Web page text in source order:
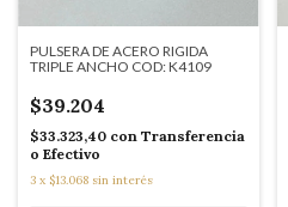
PULSERA DE ACERO RIGIDA
TRIPLE ANCHO COD: K4109
$39.204
$33.323,40 con Transferencia
o Efectivo
3 x $13.068 sin interés